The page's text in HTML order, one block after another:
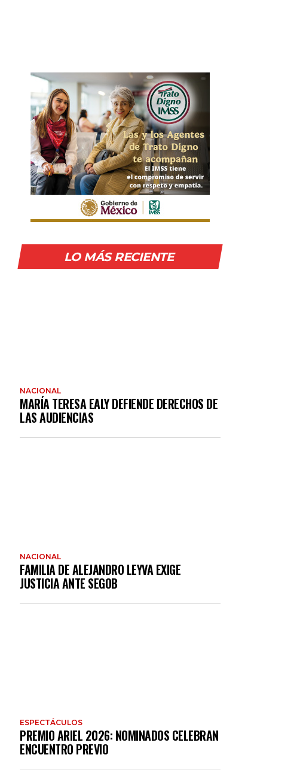
LO MÁS RECIENTE
NACIONAL
MARÍA TERESA EALY DEFIENDE DERECHOS DE
LAS AUDIENCIAS
NACIONAL
FAMILIA DE ALEJANDRO LEYVA EXIGE
JUSTICIA ANTE SEGOB
ESPECTÁCULOS
PREMIO ARIEL 2026: NOMINADOS CELEBRAN
ENCUENTRO PREVIO